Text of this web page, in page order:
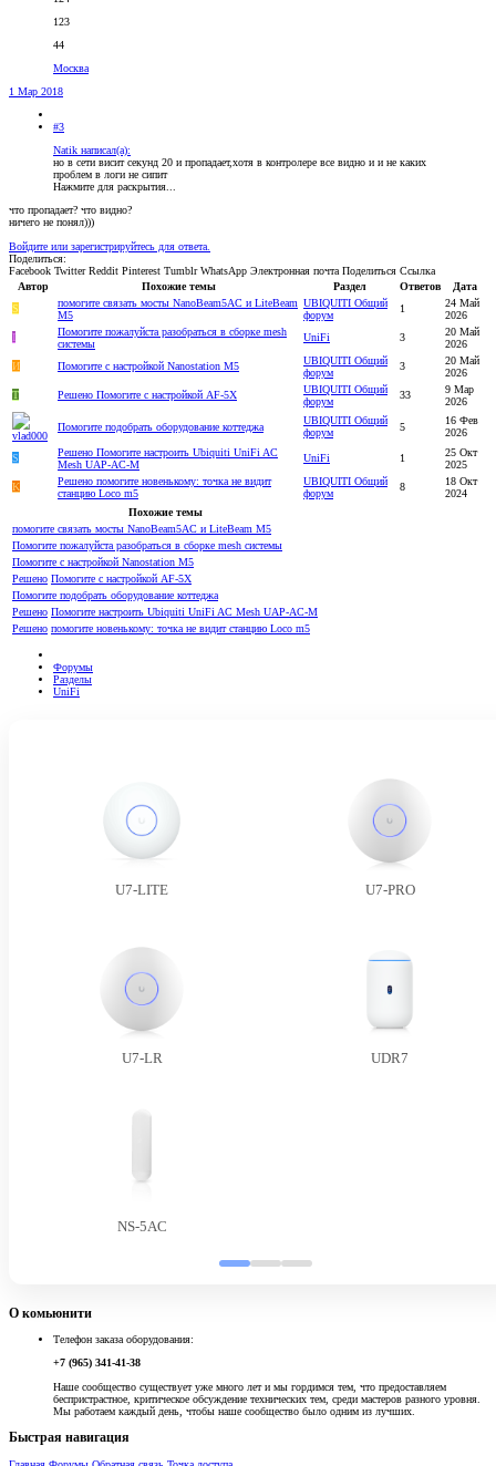
123
44
Москва
1 Мар 2018
#3
Natik написал(а):
но в сети висит секунд 20 и пропадает,хотя в контролере все видно и и не каких
проблем в логи не сипит
Нажмите для раскрытия...
что пропадает? что видно?
ничего не понял)))
Войдите или зарегистрируйтесь для ответа.
Поделиться:
Facebook Twitter Reddit Pinterest Tumblr WhatsApp Электронная почта Поделиться Ссылка
Автор
Похожие темы Раздел Ответов
Дата
S
помогите связать мосты NanoBeam5AC и LiteBeam
M5
UBIQUITI Общий
форум
1
24 Май
2026
I
Помогите пожалуйста разобраться в сборке mesh
системы
UniFi 3
20 Май
2026
И
Помогите с настройкой Nanostation M5
UBIQUITI Общий
форум
3
20 Май
2026
T
Решено Помогите с настройкой AF-5X
UBIQUITI Общий
форум
33
9 Мар
2026
Помогите подобрать оборудование коттеджа
UBIQUITI Общий
форум
5
16 Фев
2026
S Решено Помогите настроить Ubiquiti UniFi AC
Mesh UAP-AC-M
UniFi 1
25 Окт
2025
K
Решено помогите новенькому: точка не видит
станцию Loco m5
UBIQUITI Общий
форум
8
18 Окт
2024
Похожие темы
помогите связать мосты NanoBeam5AC и LiteBeam M5
Помогите пожалуйста разобраться в сборке mesh системы
Помогите с настройкой Nanostation M5
Решено Помогите с настройкой AF-5X
Помогите подобрать оборудование коттеджа
Решено Помогите настроить Ubiquiti UniFi AC Mesh UAP-AC-M
Решено помогите новенькому: точка не видит станцию Loco m5
Форумы
Разделы
UniFi
U7-LITE U7-PRO
U7-LR UDR7
NS-5AC
О комьюнити
Телефон заказа оборудования:
+7 (965) 341-41-38
Наше сообщество существует уже много лет и мы гордимся тем, что предоставляем
беспристрастное, критическое обсуждение технических тем, среди мастеров разного уровня.
Мы работаем каждый день, чтобы наше сообщество было одним из лучших.
Быстрая навигация